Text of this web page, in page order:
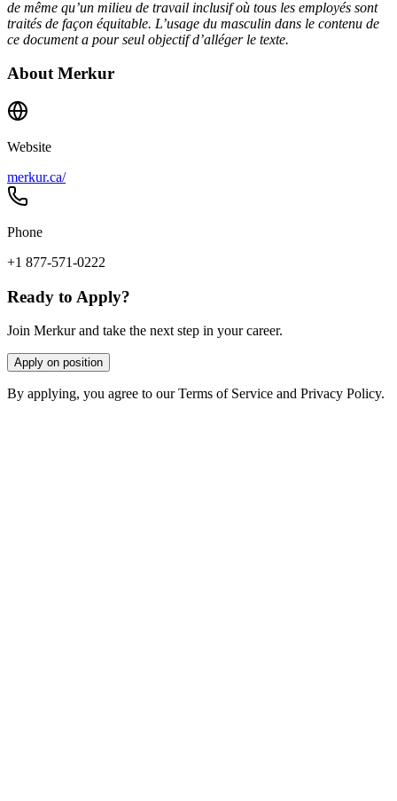
de même qu’un milieu de travail inclusif où tous les employés sont
traités de façon équitable. L’usage du masculin dans le contenu de
ce document a pour seul objectif d’alléger le texte.
About Merkur
Website
merkur.ca/
Phone
+1 877-571-0222
Ready to Apply?
Join Merkur and take the next step in your career.
Apply on position
By applying, you agree to our Terms of Service and Privacy Policy.